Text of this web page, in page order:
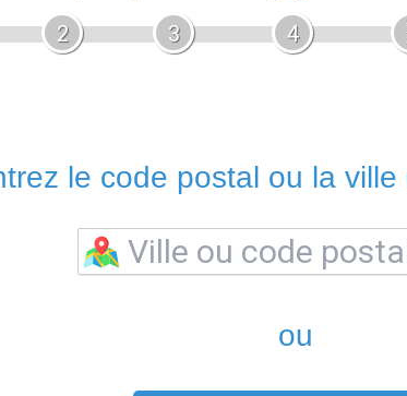
2 3 4
le code postal ou la
ou